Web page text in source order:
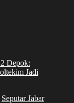
Seputar Jabar